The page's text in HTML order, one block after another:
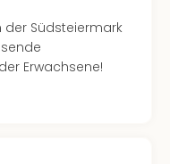
der Südsteiermark
Erwachsene!